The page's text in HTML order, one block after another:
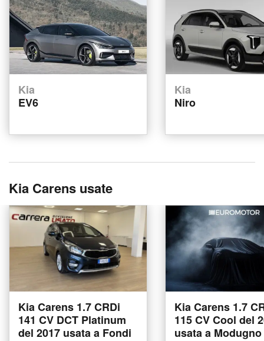
Kia
EV6
Kia
Niro
Kia Carens usate
Kia Carens 1.7 CRDi
141 CV DCT Platinum
del 2017 usata a Fondi
Kia Carens 1.7
115 CV Cool del
usata a Modugno